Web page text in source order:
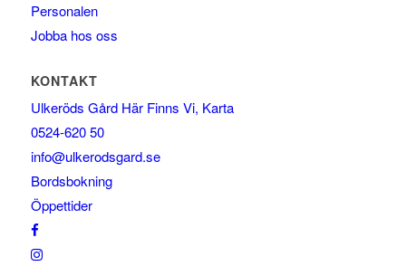
Personalen
Jobba hos oss
KONTAKT
Ulkeröds Gård Här Finns Vi, Karta
0524-620 50
info@ulkerodsgard.se
Bordsbokning
Öppettider